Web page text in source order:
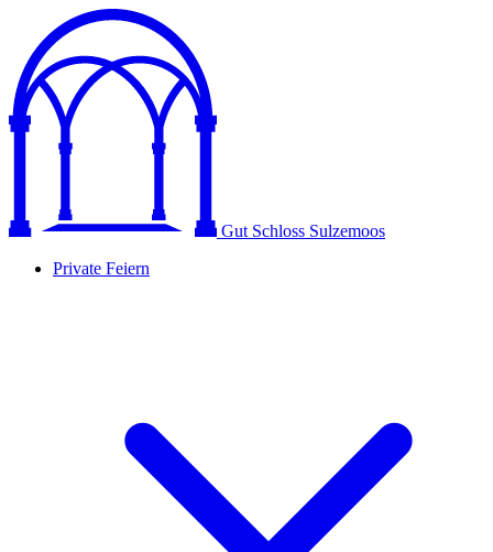
Gut Schloss Sulzemoos
Private Feiern